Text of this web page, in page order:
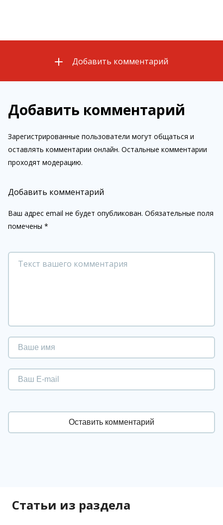
Добавить комментарий
Добавить комментарий
Зарегистрированные пользователи могут общаться и
оставлять комментарии онлайн. Остальные комментарии
проходят модерацию.
Добавить комментарий
Ваш адрес email не будет опубликован. Обязательные поля
помечены *
Статьи из раздела